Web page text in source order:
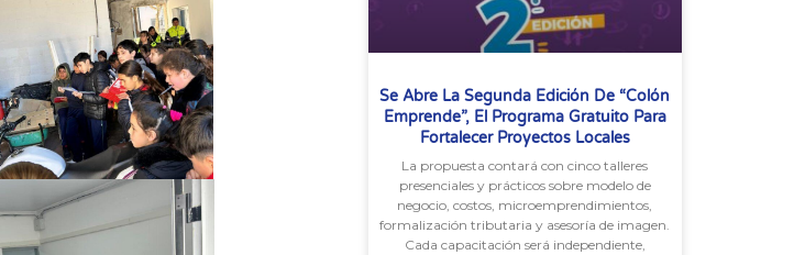
Se Abre La Segunda Edición De “Colón
Emprende”, El Programa Gratuito Para
Fortalecer Proyectos Locales
La propuesta contará con cinco talleres
presenciales y prácticos sobre modelo de
negocio, costos, microemprendimientos,
formalización tributaria y asesoría de imagen.
Cada capacitación será independiente,